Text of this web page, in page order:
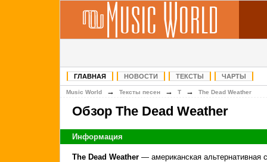
ГЛАВНАЯ НОВОСТИ ТЕКСТЫ ЧАРТЫ
Music World → Тексты песен → T → The Dead Weather
Обзор The Dead Weather
Информация
The Dead Weather — американская альтернативная